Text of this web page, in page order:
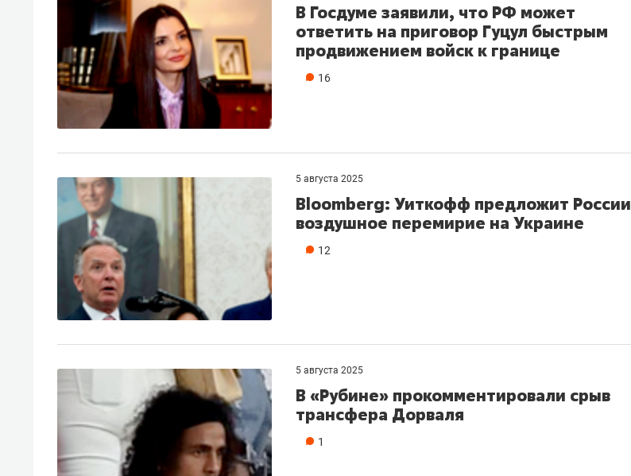
В Госдуме заявили, что РФ может
ответить на приговор Гуцул быстрым
продвижением войск к границе
16
5 августа 2025
Bloomberg: Уиткофф предложит России
воздушное перемирие на Украине
12
5 августа 2025
В «Рубине» прокомментировали срыв
трансфера Дорваля
1